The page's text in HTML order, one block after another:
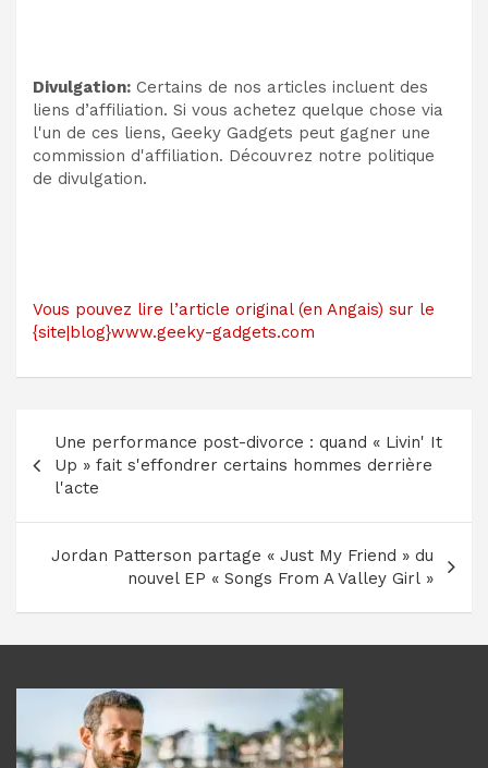
Divulgation: Certains de nos articles incluent des
liens d’affiliation. Si vous achetez quelque chose via
l'un de ces liens, Geeky Gadgets peut gagner une
commission d'affiliation. Découvrez notre politique
de divulgation.
Vous pouvez lire l’article original (en Angais) sur le
{site|blog}www.geeky-gadgets.com
Navigation
de
l’article
Une performance post-divorce : quand « Livin' It
Up » fait s'effondrer certains hommes derrière
l'acte
Jordan Patterson partage « Just My Friend » du
nouvel EP « Songs From A Valley Girl »